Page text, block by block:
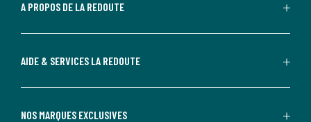
A PROPOS DE LA REDOUTE
AIDE & SERVICES LA REDOUTE
NOS MARQUES EXCLUSIVES